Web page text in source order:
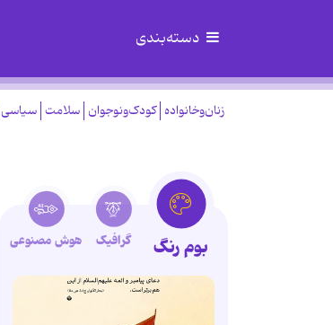
دسته‌بندی
زنان‌وخانواده کودک‌ونوجوان سلامت سیاسی
بوم رنگ گرافیک هوش مصنوعی